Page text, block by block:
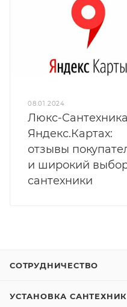
08.01.2024
Люкс-
Яндекс.Картах:
отзывы
и широкий
сантехники
СОТРУДНИЧЕСТВО
УСТАНОВКА